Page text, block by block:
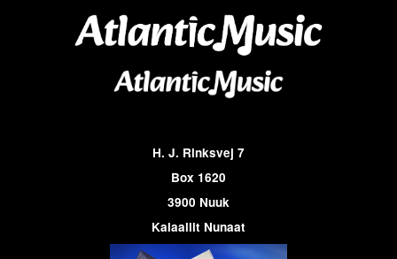
H. J. Rinksvej 7
Box 1620
3900 Nuuk
Kalaallit Nunaat